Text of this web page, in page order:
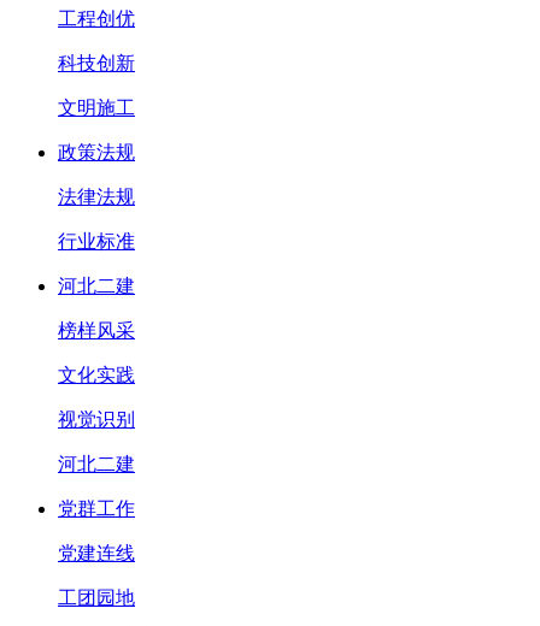
工程创优
科技创新
文明施工
政策法规
法律法规
行业标准
河北二建
榜样风采
文化实践
视觉识别
河北二建
党群工作
党建连线
工团园地